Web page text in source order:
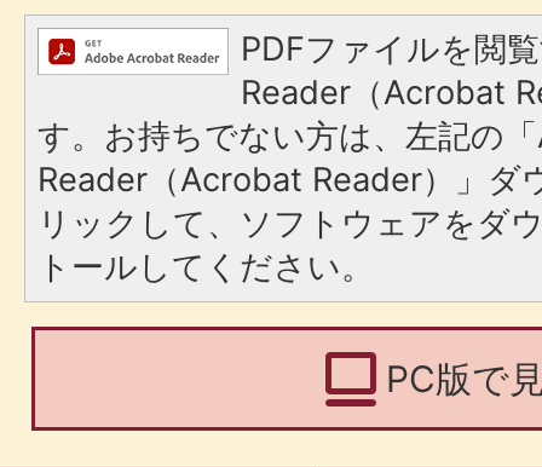
PDFファイルを閲
Reader（Acrobat
す。お持ちでない方は、左記の
Reader（Acrobat Reader）」ダ
リックして、ソフトウェアをダ
トールしてください。
PC版で